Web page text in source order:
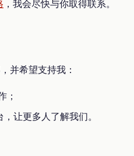
，我会尽快与你取得联系。
并希望支持我：
；
让更多人了解我们。